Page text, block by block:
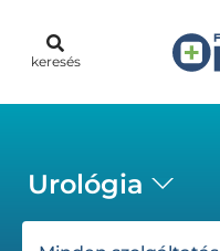
keresés
Urológia